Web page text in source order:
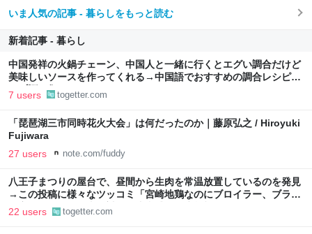
いま人気の記事 - 暮らしをもっと読む
新着記事 - 暮らし
中国発祥の火鍋チェーン、中国人と一緒に行くとエグい調合だけど
美味しいソースを作ってくれる→中国語でおすすめの調合レシピが
リプ欄に集まる
7 users togetter.com
「琵琶湖三市同時花火大会」は何だったのか｜藤原弘之 / Hiroyuki
Fujiwara
27 users note.com/fuddy
八王子まつりの屋台で、昼間から生肉を常温放置しているのを発見
→この投稿に様々なツッコミ「宮崎地鶏なのにブロイラー、ブラジ
ル産では？」「写真に対して違和感」衛生状態も気になる
22 users togetter.com